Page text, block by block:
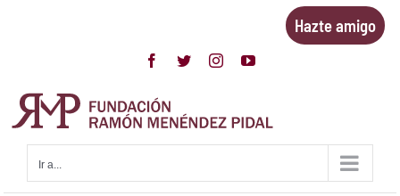
Hazte amigo
Facebook
TwitterInstagramYouTube
Ir a...